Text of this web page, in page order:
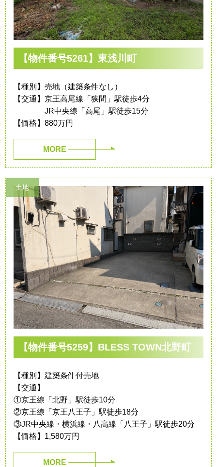
【物件番号5261】東浅川町
【種別】売地（建築条件なし）
【交通】京王高尾線「狭間」駅徒歩4分
JR中央線「高尾」駅徒歩15分
【価格】880万円
MORE
土地
【物件番号5259】BLESS TOWN北野町
【種別】建築条件付売地
【交通】
①京王線「北野」駅徒歩10分
②京王線「京王八王子」駅徒歩18分
③JR中央線・横浜線・八高線「八王子」駅徒歩20分
【価格】1,580万円
MORE